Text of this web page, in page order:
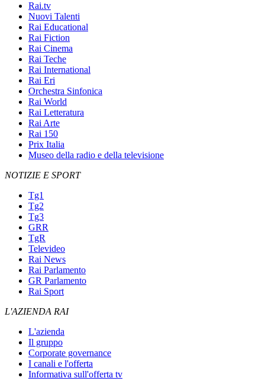
Rai.tv
Nuovi Talenti
Rai Educational
Rai Fiction
Rai Cinema
Rai Teche
Rai International
Rai Eri
Orchestra Sinfonica
Rai World
Rai Letteratura
Rai Arte
Rai 150
Prix Italia
Museo della radio e della televisione
NOTIZIE E SPORT
Tg1
Tg2
Tg3
GRR
TgR
Televideo
Rai News
Rai Parlamento
GR Parlamento
Rai Sport
L'AZIENDA RAI
L'azienda
Il gruppo
Corporate governance
I canali e l'offerta
Informativa sull'offerta tv